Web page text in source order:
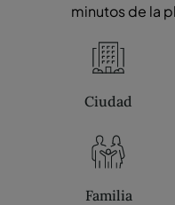
minutos de la
Ciudad
Familia